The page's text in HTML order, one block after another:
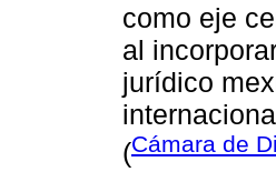
como eje
al
jurídico
(Cámara de